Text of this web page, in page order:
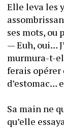
Elle leva les
ses mots, ou
— Euh, oui…
murmura-t-
ferais opérer
d’estomac…
Sa main ne
qu’elle